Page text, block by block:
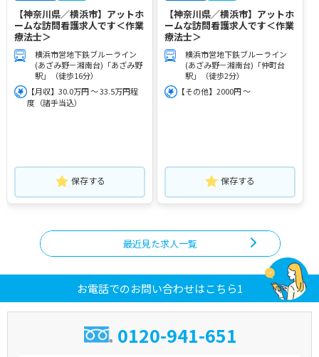
【神奈川県／横浜市】アットホ
ームな訪問看護求人です＜作業
療法士＞
横浜市営地下鉄ブルーライン
(あざみ野－湘南台)「あざみ野
駅」（徒歩16分）
【月収】30.0万円 ～ 33.5万円程
度（諸手当込）
保存する
【神奈川県／横浜市】アットホ
ームな訪問看護求人です＜作業
療法士＞
横浜市営地下鉄ブルーライン
(あざみ野－湘南台)「仲町台
駅」（徒歩2分）
【その他】2000円 ～
保存する
最近見た求人一覧
お電話でのお問い合わせはこちら1
0120-941-651